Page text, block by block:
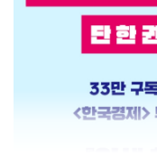
10 분양가를 제한하면
11 분양권을 되팔 수 있
13 분양받으면 안 되는
14 줍줍은 무조건 이득